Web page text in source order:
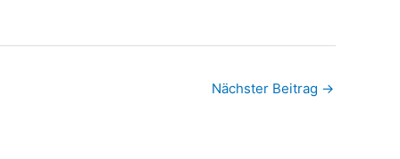
Nächster Beitrag →